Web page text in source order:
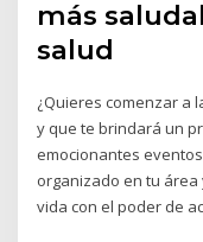
más
salud
¿Quieres comenzar a
y que te brindará un
emocionantes
organizado en tu
vida con el poder de